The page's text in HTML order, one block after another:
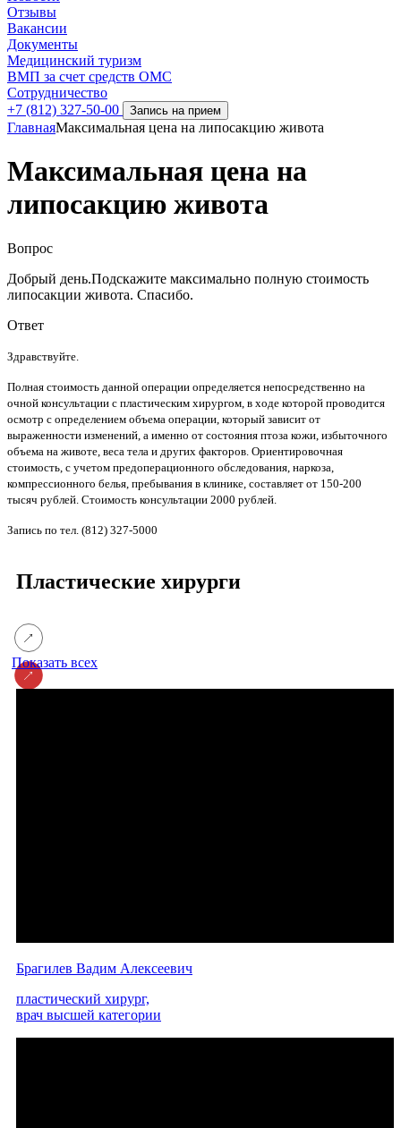
Отзывы
Вакансии
Документы
Медицинский туризм
ВМП за счет средств ОМС
Сотрудничество
+7 (812) 327-50-00
Запись на прием
ГлавнаяМаксимальная цена на липосакцию живота
Максимальная цена на
липосакцию живота
Вопрос
Добрый день.Подскажите максимально полную стоимость
липосакции живота. Спасибо.
Ответ
Здравствуйте.
Полная стоимость данной операции определяется непосредственно на
очной консультации с пластическим хирургом, в ходе которой проводится
осмотр с определением объема операции, который зависит от
выраженности изменений, а именно от состояния птоза кожи, избыточного
объема на животе, веса тела и других факторов. Ориентировочная
стоимость, с учетом предоперационного обследования, наркоза,
компрессионного белья, пребывания в клинике, составляет от 150-200
тысяч рублей. Стоимость консультации 2000 рублей.
Запись по тел. (812) 327-5000
Пластические хирурги
Показать всех
Брагилев Вадим Алексеевич
пластический хирург,
врач высшей категории